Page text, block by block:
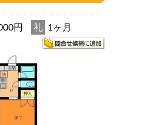
円 礼 1ヶ月